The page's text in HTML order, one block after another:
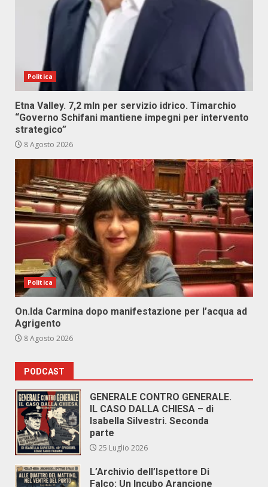
Politica
Etna Valley. 7,2 mln per servizio idrico. Timarchio
“Governo Schifani mantiene impegni per intervento
strategico”
8 Agosto 2026
Politica
On.Ida Carmina dopo manifestazione per l’acqua ad
Agrigento
8 Agosto 2026
PODCAST
GENERALE CONTRO GENERALE.
IL CASO DALLA CHIESA – di
Isabella Silvestri. Seconda
parte
25 Luglio 2026
L’Archivio dell’Ispettore Di
Falco: Un Incubo Arancione